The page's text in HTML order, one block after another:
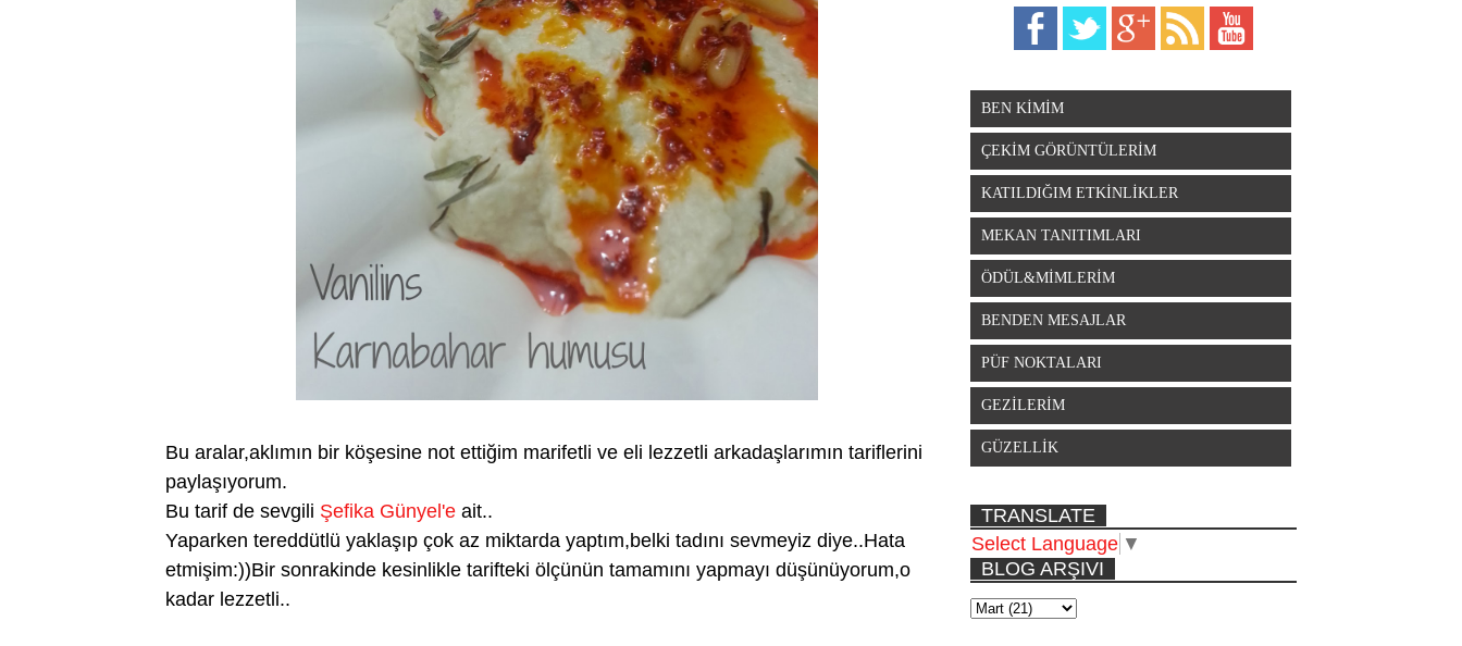
Bu aralar,aklımın bir köşesine not ettiğim marifetli ve eli lezzetli arkadaşlarımın tariflerini
paylaşıyorum.
Bu tarif de sevgili Şefika Günyel'e ait..
Yaparken tereddütlü yaklaşıp çok az miktarda yaptım,belki tadını sevmeyiz diye..Hata
etmişim:))Bir sonrakinde kesinlikle tarifteki ölçünün tamamını yapmayı düşünüyorum,o
kadar lezzetli..
BEN KİMİM
ÇEKİM GÖRÜNTÜLERİM
KATILDIĞIM ETKİNLİKLER
MEKAN TANITIMLARI
ÖDÜL&MİMLERİM
BENDEN MESAJLAR
PÜF NOKTALARI
GEZİLERİM
GÜZELLİK
TRANSLATE
Select Language ▼
BLOG ARŞIVI